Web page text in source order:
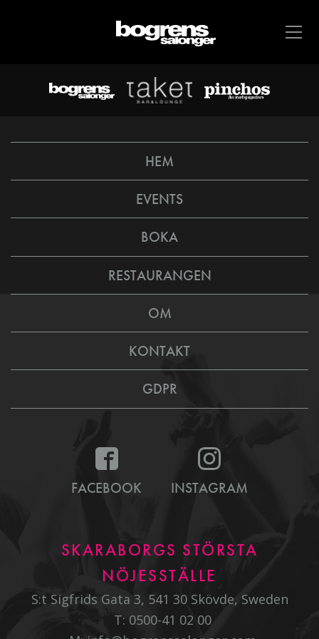
HEM
EVENTS
BOKA
RESTAURANGEN
OM
KONTAKT
GDPR
FACEBOOK INSTAGRAM
SKARABORGS STÖRSTA
NÖJESSTÄLLE
S:t Sigfrids Gata 3, 541 30 Skövde, Sweden
T: 0500-41 02 00